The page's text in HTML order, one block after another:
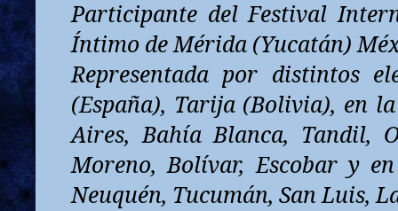
Participante del Festival
Íntimo de Mérida (Yucatán)
Representada por distintos
(España), Tarija (Bolivia), en
Aires, Bahía Blanca, Tandil,
Moreno, Bolívar, Escobar y
Neuquén, Tucumán, San Luis,